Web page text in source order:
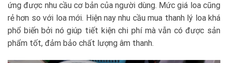
ứng được nhu cầu cơ bản của người dùng. Mức giá loa cũng
rẻ hơn so với loa mới. Hiện nay nhu cầu mua thanh lý loa khá
phổ biến bởi nó giúp tiết kiện chi phí mà vẫn có được sản
phẩm tốt, đảm bảo chất lượng âm thanh.